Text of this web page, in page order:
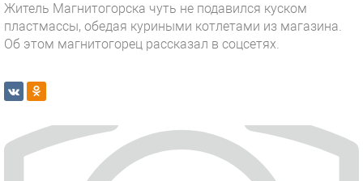
Житель Магнитогорска чуть не подавился куском
пластмассы, обедая куриными котлетами из магазина.
Об этом магнитогорец рассказал в соцсетях.